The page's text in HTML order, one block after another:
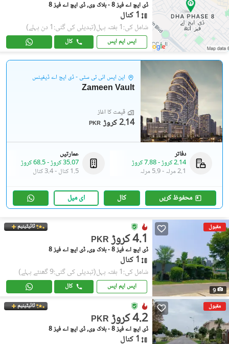
ڈی ایچ اے فیز 8 - بلاک وی, ڈی ایچ اے فیز 8
1 کنال
شامل کی:1 ہفتہ پہل (تبدیلی کی گئی:1 دن پہلے)
ایس ایم ایس کال
این ایس آئی ٹی سٹی - ڈی ایچ اے ڈیفینس
Zameen Vault
قیمت کا آغاز
PKR 2.14 کروڑ
دفاتر
2.14 کروڑ
-7.88 کروڑ
2.1 مرلہ
-5.9 مرلہ
عمارتیں
35.07 کروڑ
-68.5 کروڑ
1.5 کنال
-3.4 کنال
محفوظ کریں کال ای میل
مقبول
9
ٹائیٹینیم
PKR 4.1 کروڑ
ڈی ایچ اے فیز 8 - بلاک وی, ڈی ایچ اے فیز 8
1 کنال
شامل کی:1 ہفتہ پہل (تبدیلی کی گئی:9 گھنٹے پہلے)
ایس ایم ایس کال
مقبول ٹائیٹینیم
PKR 4.2 کروڑ
ڈی ایچ اے فیز 8 - بلاک وی, ڈی ایچ اے فیز 8
1 کنال